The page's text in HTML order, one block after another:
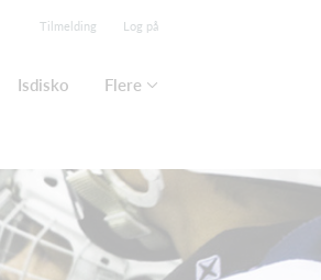
Tilmelding Log på
Isdisko Flere